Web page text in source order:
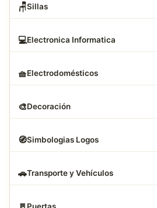
🪑Sillas
💻Electronica Informatica
🧺Electrodomésticos
🎨Decoración
🧭Simbologias Logos
🚗Transporte y Vehículos